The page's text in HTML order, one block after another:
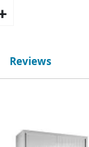
Reviews